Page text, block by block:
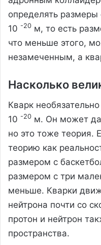
определять
10 -20 м, то есть
что меньше этого,
незамеченным, а
Насколько
Кварк
10 -20 м. Он может
но это тоже теория.
теорию как
размером с
размером с три
меньше. Кварки
нейтрона почти со
протон и нейтрон
пространства.